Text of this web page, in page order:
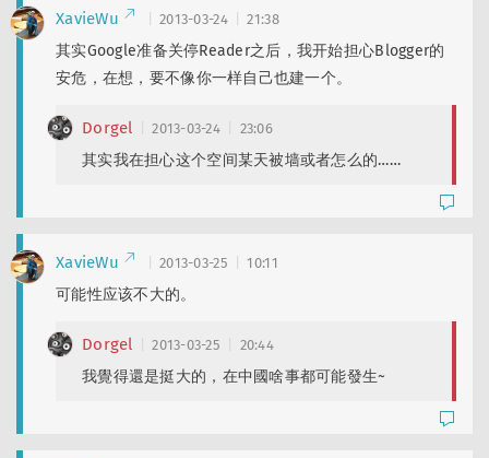
XavieWu 2013-03-24 21:38
其实Google准备关停Reader之后，我开始担心Blogger的
安危，在想，要不像你一样自己也建一个。
Dorgel 2013-03-24 23:06
其实我在担心这个空间某天被墙或者怎么的……
XavieWu 2013-03-25 10:11
可能性应该不大的。
Dorgel 2013-03-25 20:44
我覺得還是挺大的，在中國啥事都可能發生~